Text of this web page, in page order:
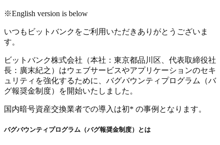
※English version is below
いつもビットバンクをご利用いただきありがとうございま
す。
ビットバンク株式会社（本社：東京都品川区、代表取締役社
長：廣末紀之）はウェブサービスやアプリケーションのセキ
ュリティを強化するために、バグバウンティプログラム（バ
グ報奨金制度）を開始いたしました。
国内暗号資産交換業者での導入は初* の事例となります。
バグバウンティプログラム（バグ報奨金制度）とは